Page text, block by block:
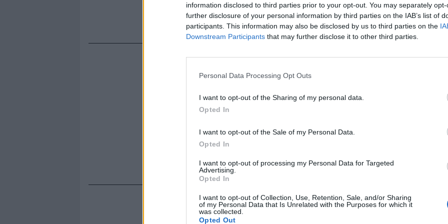
information disclosed to third parties prior to your opt-out. You may separately
further disclosure of your personal information by third parties on the IAB’s list of
participants. This information may also be disclosed by us to third parties on the
Downstream Participants that may further disclose it to other third parties.
Personal Data Processing Opt Outs
I want to opt-out of the Sharing of my personal data.
Opted In
I want to opt-out of the Sale of my Personal Data.
Opted In
I want to opt-out of processing my Personal Data for Targeted
Advertising.
Opted In
I want to opt-out of Collection, Use, Retention, Sale, and/or Sharing
of my Personal Data that Is Unrelated with the Purposes for which it
was collected.
Opted Out
passaggio sul Colle delle Finestre, sul cui sterrato nel
2005 ci fu grande spettacolo. M. Gra.
Rudy Giuliani a Come States?
americana